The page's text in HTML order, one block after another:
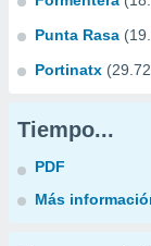
Punta Rasa
Portinatx
Tiempo...
PDF
Más